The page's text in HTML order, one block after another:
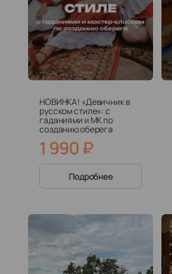
НОВИНКА! «Девичник в
русском стиле»: с
гаданиями и МК по
созданию оберега
1 990₽
Подробнее